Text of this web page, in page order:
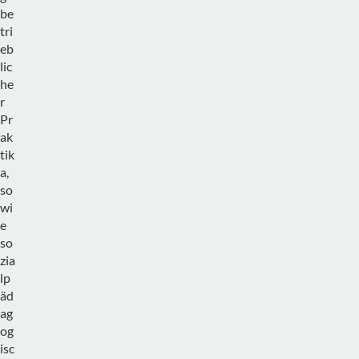
be
tri
eb
lic
he
r
Pr
ak
tik
a,
so
wi
e
so
zia
lp
äd
ag
og
isc